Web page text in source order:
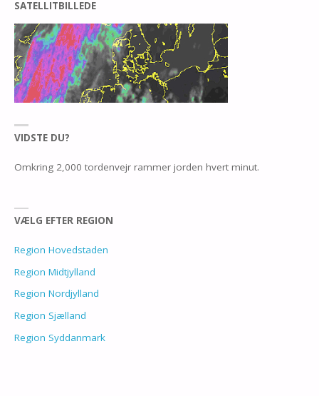
SATELLITBILLEDE
VIDSTE DU?
Omkring 2,000 tordenvejr rammer jorden hvert minut.
VÆLG EFTER REGION
Region Hovedstaden
Region Midtjylland
Region Nordjylland
Region Sjælland
Region Syddanmark